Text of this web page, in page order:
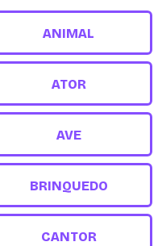
ANIMAL
ATOR
AVE
BRINQUEDO
CANTOR